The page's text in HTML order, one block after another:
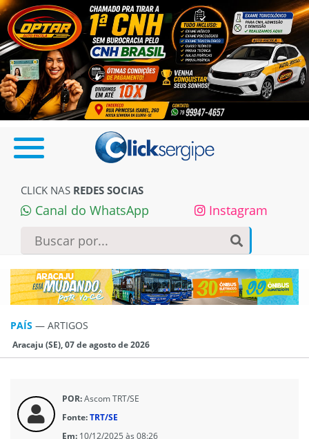
CLICK NAS REDES SOCIAS
Canal do WhatsApp Instagram
PAÍS — ARTIGOS
Aracaju (SE), 07 de agosto de 2026
POR:Ascom TRT/SE
Fonte:TRT/SE
Em: 10/12/2025 às 08:26